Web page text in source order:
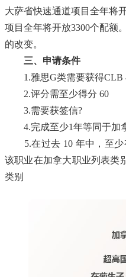
大萨省快速通道项目全年将
项目全年将开放3300个配额
的改变。
三、申请条件
1.雅思G类需要获得CLB
2.评分需至少得分 60
3.需要获签信?
4.完成至少1年等同于加
5.在过去 10 年中，至少
该职业在加拿大职业列表类
类别